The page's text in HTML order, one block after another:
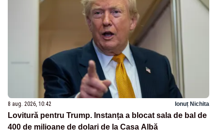
8 aug. 2026, 10:42 Ionuț Nichita
Lovitură pentru Trump. Instanța a blocat sala de bal de
400 de milioane de dolari de la Casa Albă